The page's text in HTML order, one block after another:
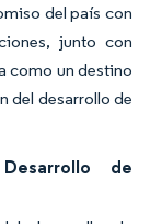
del país con
junto con
como un destino
del desarrollo de
de